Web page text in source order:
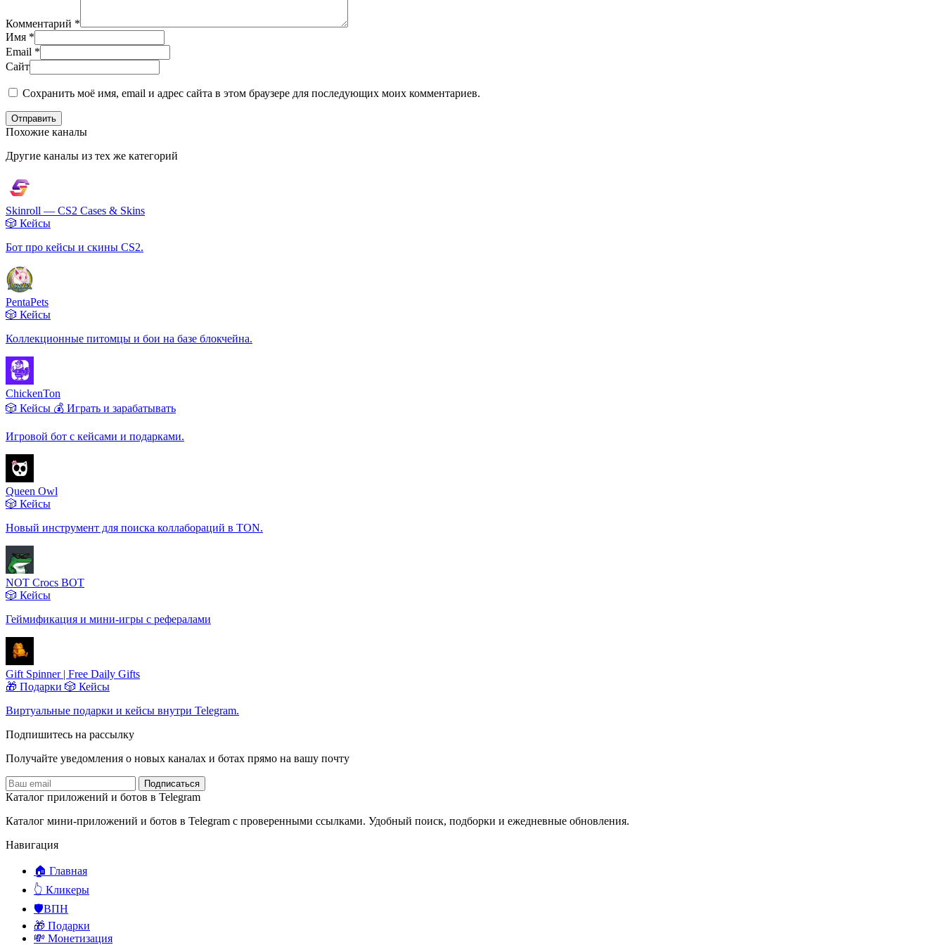
Комментарий *
Имя *
Email *
Сайт
Сохранить моё имя, email и адрес сайта в этом браузере для последующих моих комментариев.
Отправить
Похожие каналы
Другие каналы из тех же категорий
Skinroll — CS2 Cases & Skins
🎲 Кейсы
Бот про кейсы и скины CS2.
PentaPets
🎲 Кейсы
Коллекционные питомцы и бои на базе блокчейна.
ChickenTon
🎲 Кейсы 💰 Играть и зарабатывать
Игровой бот с кейсами и подарками.
Queen Owl
🎲 Кейсы
Новый инструмент для поиска коллабораций в TON.
NOT Crocs BOT
🎲 Кейсы
Геймификация и мини-игры с рефералами
Gift Spinner | Free Daily Gifts
🎁 Подарки 🎲 Кейсы
Виртуальные подарки и кейсы внутри Telegram.
Подпишитесь на рассылку
Получайте уведомления о новых каналах и ботаx прямо на вашу почту
Подписаться
Каталог приложений и ботов в Telegram
Каталог мини-приложений и ботов в Telegram с проверенными ссылками. Удобный поиск, подборки и ежедневные обновления.
Навигация
🏠 Главная
👆 Кликеры
🛡️ВПН
🎁 Подарки
💸 Монетизация